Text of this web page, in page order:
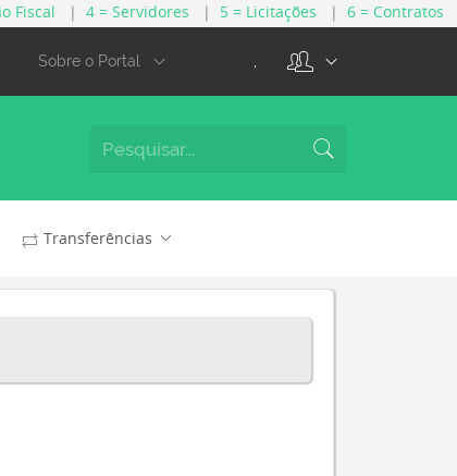
Fiscal | 4 = Servidores | 5 = Licitações | 6 = Contratos
Sobre o Portal .
Transferências